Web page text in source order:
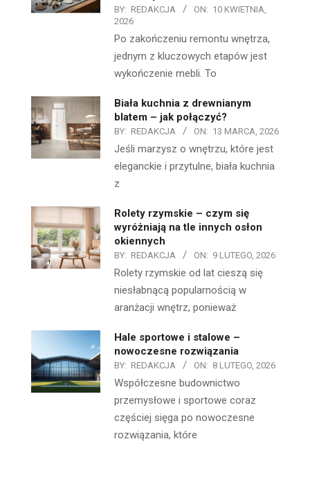
BY: REDAKCJA ON: 10 KWIETNIA,
2026
Po zakończeniu remontu wnętrza,
jednym z kluczowych etapów jest
wykończenie mebli. To
Biała kuchnia z drewnianym
blatem – jak połączyć?
BY: REDAKCJA ON: 13 MARCA, 2026
Jeśli marzysz o wnętrzu, które jest
eleganckie i przytulne, biała kuchnia
z
Rolety rzymskie – czym się
wyróżniają na tle innych osłon
okiennych
BY: REDAKCJA ON: 9 LUTEGO, 2026
Rolety rzymskie od lat cieszą się
niesłabnącą popularnością w
aranżacji wnętrz, ponieważ
Hale sportowe i stalowe –
nowoczesne rozwiązania
BY: REDAKCJA ON: 8 LUTEGO, 2026
Współczesne budownictwo
przemysłowe i sportowe coraz
częściej sięga po nowoczesne
rozwiązania, które